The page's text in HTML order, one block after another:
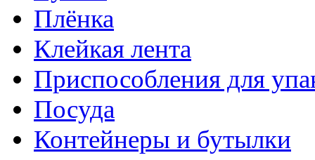
Плёнка
Клейкая лента
Приспособления для
Посуда
Контейнеры и бутылки